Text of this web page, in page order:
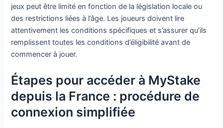
jeux peut être limité en fonction de la législation locale ou
des restrictions liées à l’âge. Les joueurs doivent lire
attentivement les conditions spécifiques et s’assurer qu’ils
remplissent toutes les conditions d’éligibilité avant de
commencer à jouer.
Étapes pour accéder à MyStake
depuis la France : procédure de
connexion simplifiée